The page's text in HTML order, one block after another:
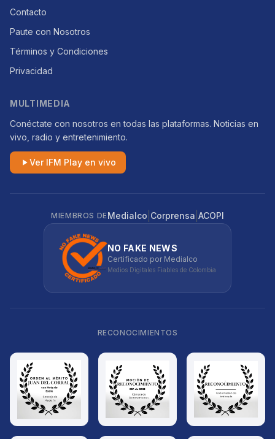
Contacto
Paute con Nosotros
Términos y Condiciones
Privacidad
MULTIMEDIA
Conéctate con nosotros en todas las plataformas. Noticias en
vivo, radio y entretenimiento.
Ver IFM Play en vivo
MIEMBROS DEMedialco Corprensa ACOPI
NO FAKE NEWS
Certificado por Medialco
Medios Digitales Fiables de Colombia
RECONOCIMIENTOS